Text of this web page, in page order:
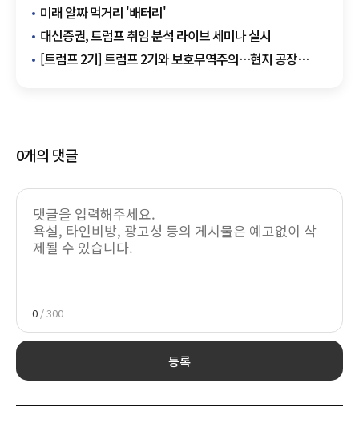
미래 알짜 먹거리 '배터리'
대신증권, 트럼프 취임 분석 라이브 세미나 실시
[트럼프 2기] 트럼프 2기와 보호무역주의…현지 공장
0개의 댓글
0 / 300
등록